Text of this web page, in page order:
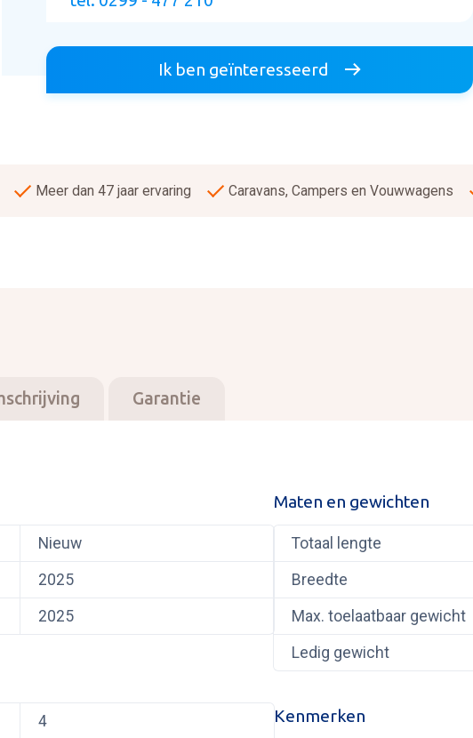
Ik ben geïnteresseerd
Meer dan 47 jaar ervaring Caravans, Campers en Vouwwagens
Garantie
Nieuw
2025
2025
4
Maten en gewichten
Totaal lengte
Breedte
Max. toelaatbaar gewicht
Ledig gewicht
Kenmerken